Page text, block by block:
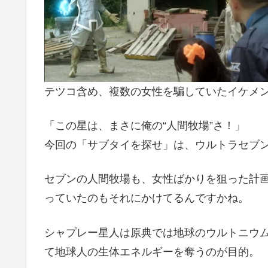
テツコ含め、複数の女性を騙していたイケメ
「この星は、まさに俺の“人間牧場”さ！」
今回の「サブタイを探せ」は、ウルトラセブ
セブンの人間牧場も、女性ばかりを狙った計
っていたのもそれにかけてるんですかね。
シャプレー星人は原典では地球のウルトニウ
て地球人の生体エネルギーを奪うのが目的。